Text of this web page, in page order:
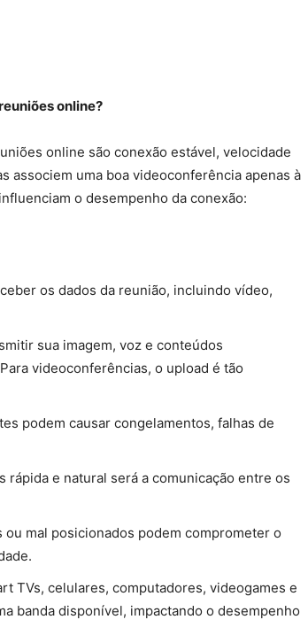
online?
online são conexão estável, velocidade
associem uma boa videoconferência apenas à
o desempenho da conexão:
os dados da reunião, incluindo vídeo,
sua imagem, voz e conteúdos
videoconferências, o upload é tão
podem causar congelamentos, falhas de
rápida e natural será a comunicação entre os
ou mal posicionados podem comprometer o
TVs, celulares, computadores, videogames e
banda disponível, impactando o desempenho